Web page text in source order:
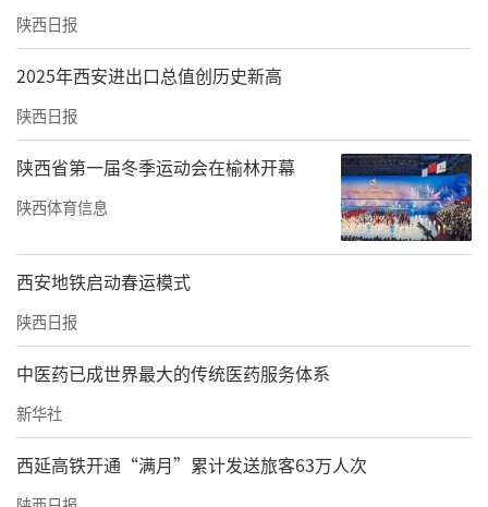
陕西日报
2025年西安进出口总值创历史新高
陕西日报
陕西省第一届冬季运动会在榆林开幕
陕西体育信息
西安地铁启动春运模式
陕西日报
中医药已成世界最大的传统医药服务体系
新华社
西延高铁开通“满月”累计发送旅客63万人次